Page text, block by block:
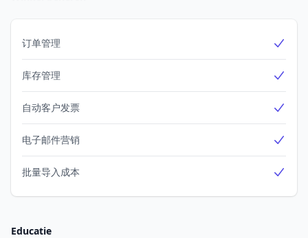
订单管理
库存管理
自动客户发票
电子邮件营销
批量导入成本
Educatie